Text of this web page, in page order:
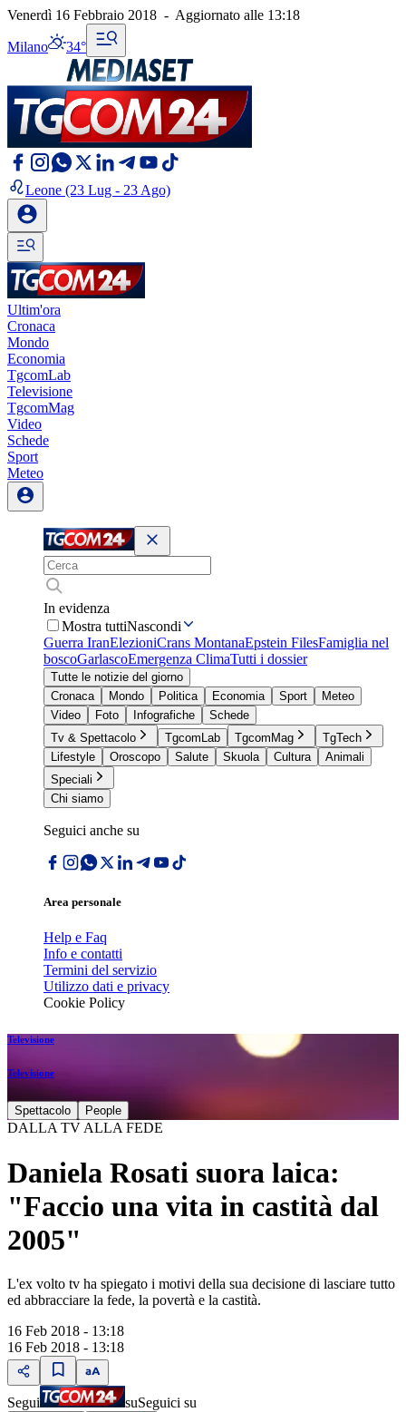
Venerdì 16 Febbraio 2018 - Aggiornato alle 13:18
Milano 34°
Leone (23 Lug - 23 Ago)
Ultim'ora
Cronaca
Mondo
Economia
TgcomLab
Televisione
TgcomMag
Video
Schede
Sport
Meteo
In evidenza
Mostra tuttiNascondi
Guerra IranElezioniCrans MontanaEpstein FilesFamiglia nel
boscoGarlascoEmergenza ClimaTutti i dossier
Tutte le notizie del giorno
Cronaca
Mondo Politica Economia Sport
Meteo
Video
Foto Infografiche
Schede
Tv & Spettacolo
TgcomLab TgcomMag
TgTech
Lifestyle
Oroscopo Salute Skuola Cultura
Animali
Speciali
Chi siamo
Seguici anche su
Area personale
Help e Faq
Info e contatti
Termini del servizio
Utilizzo dati e privacy
Cookie Policy
Televisione
Televisione
Spettacolo People
DALLA TV ALLA FEDE
Daniela Rosati suora laica:
"Faccio una vita in castità dal
2005"
L'ex volto tv ha spiegato i motivi della sua decisione di lasciare tutto
ed abbracciare la fede, la povertà e la castità.
16 Feb 2018 - 13:18
16 Feb 2018 - 13:18
Segui suSeguici su